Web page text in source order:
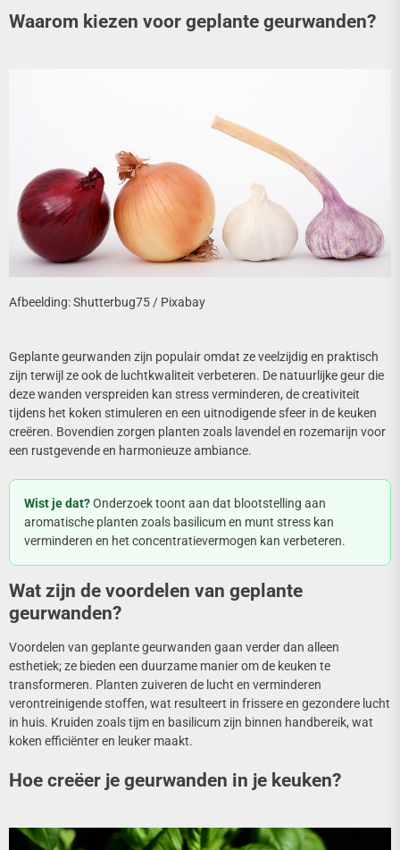
Waarom kiezen voor geplante geurwanden?
Afbeelding: Shutterbug75 / Pixabay
Geplante geurwanden zijn populair omdat ze veelzijdig en praktisch
zijn terwijl ze ook de luchtkwaliteit verbeteren. De natuurlijke geur die
deze wanden verspreiden kan stress verminderen, de creativiteit
tijdens het koken stimuleren en een uitnodigende sfeer in de keuken
creëren. Bovendien zorgen planten zoals lavendel en rozemarijn voor
een rustgevende en harmonieuze ambiance.
Wist je dat?Onderzoek toont aan dat blootstelling aan
aromatische planten zoals basilicum en munt stress kan
verminderen en het concentratievermogen kan verbeteren.
Wat zijn de voordelen van geplante
geurwanden?
Voordelen van geplante geurwanden gaan verder dan alleen
esthetiek; ze bieden een duurzame manier om de keuken te
transformeren. Planten zuiveren de lucht en verminderen
verontreinigende stoffen, wat resulteert in frissere en gezondere lucht
in huis. Kruiden zoals tijm en basilicum zijn binnen handbereik, wat
koken efficiënter en leuker maakt.
Hoe creëer je geurwanden in je keuken?